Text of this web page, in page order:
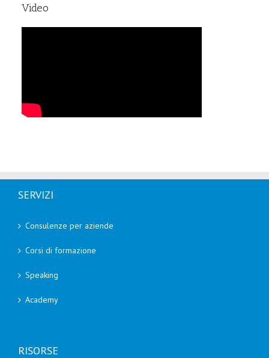
Video
SERVIZI
Consulenze per aziende
Corsi di formazione
Speaking
Academy
RISORSE